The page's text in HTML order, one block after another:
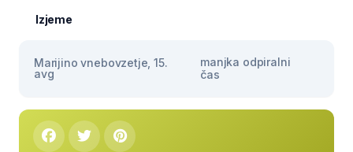
Izjeme
Marijino vnebovzetje, 15.
avg
manjka odpiralni
čas